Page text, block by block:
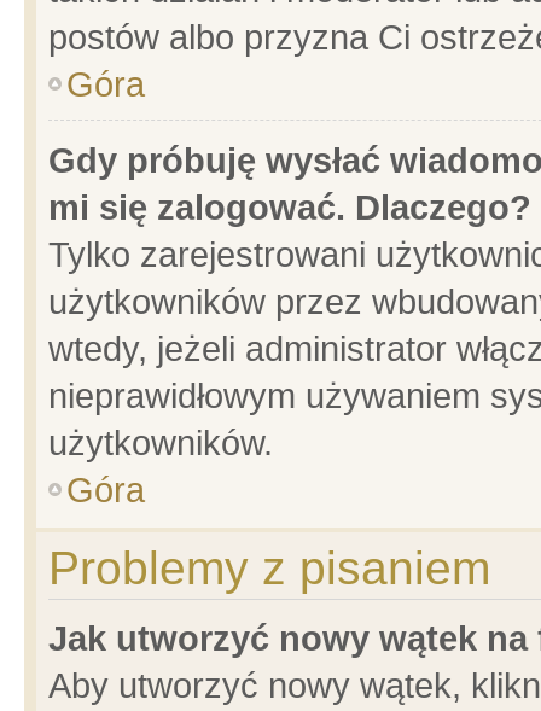
postów albo przyzna Ci
Góra
Gdy próbuję wysłać
mi się zalogować. Dlaczego?
Tylko zarejestrowani
użytkowników przez
wtedy, jeżeli administrator
nieprawidłowym używaniem
użytkowników.
Góra
Problemy z pisaniem
Jak utworzyć nowy wątek na
Aby utworzyć nowy wątek,